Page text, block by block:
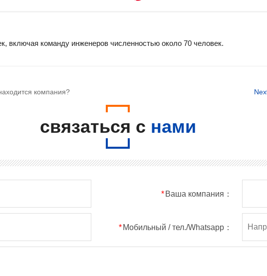
включая команду инженеров численностью около 70 человек.
компания?
связаться с нами
* Ваша компания：
* Мобильный / тел./Whatsapp：